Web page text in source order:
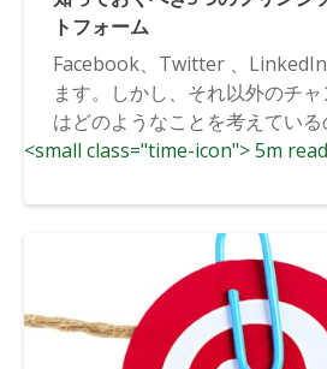
トフォーム
Facebook、Twitter 、
ます。しかし、それ以外のチ
はどのようなことを考えている
<small class="time-icon"> 5m